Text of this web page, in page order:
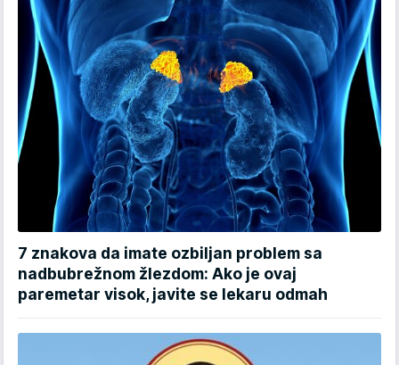
7 znakova da imate ozbiljan problem sa
nadbubrežnom žlezdom: Ako je ovaj
paremetar visok, javite se lekaru odmah